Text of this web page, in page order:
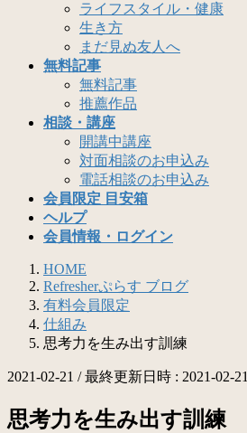
ライフスタイル・健康
生き方
まだ見ぬ友人へ
無料記事
無料記事
推薦作品
相談・講座
開講中講座
対面相談のお申込み
電話相談のお申込み
会員限定 目安箱
ヘルプ
会員情報・ログイン
HOME
Refresherぷらす ブログ
有料会員限定
仕組み
思考力を生み出す訓練
2021-02-21 / 最終更新日時 : 2021-02-21
思考力を生み出す訓練